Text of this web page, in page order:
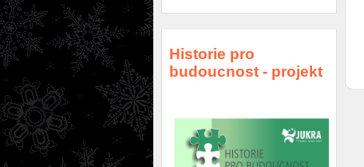
Historie pro
budoucnost - projekt